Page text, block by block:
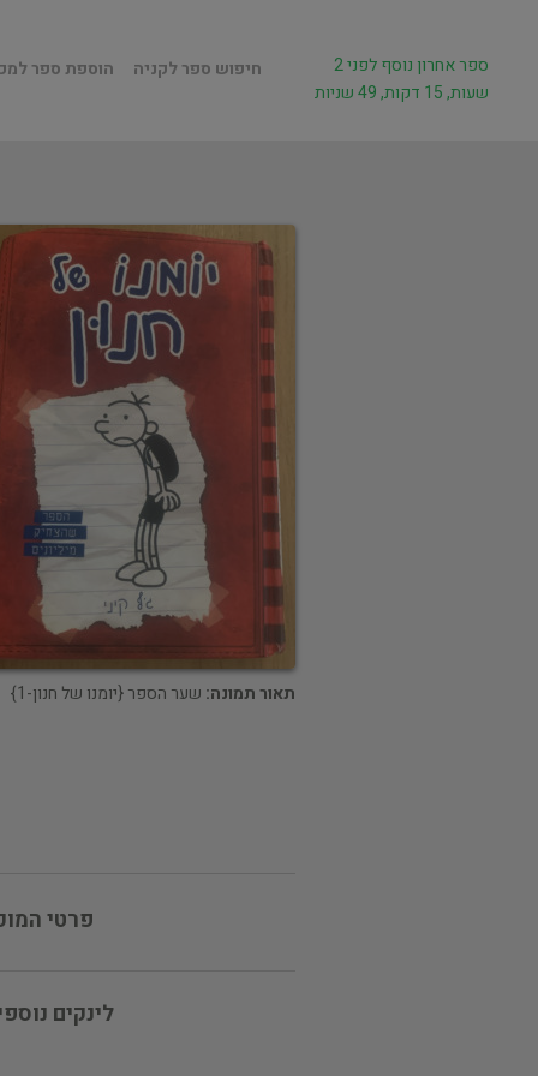
חיפוש ספר לקניה הוספת ספר
ספר אחרון נוסף לפני 2
שעות, 15 דקות, 49 שניות
תאור תמונה: שער הספר {יומנו של חנון-1}
פרטי
לינקים